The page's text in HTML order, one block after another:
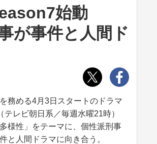
始動
が事件と人間ド
務める4月3日スタートのドラマ
テレビ朝日系／毎週水曜21時）
様性」をテーマに、個性派刑事
と人間ドラマに向き合う。